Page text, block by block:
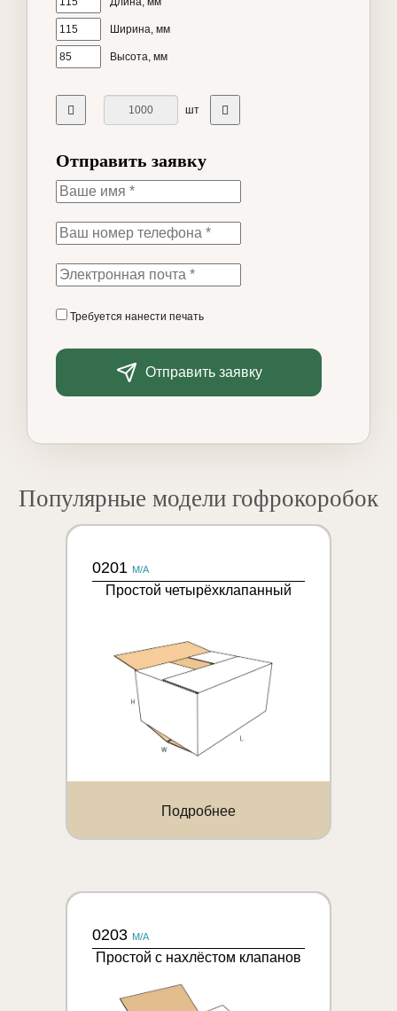
Ширина, мм
Высота, мм
шт
Отправить заявку
Требуется нанести печать
Отправить заявку
Популярные модели гофрокоробок
0201 M/A
Простой четырёхклапанный
Подробнее
0203 M/A
Простой с нахлёстом клапанов